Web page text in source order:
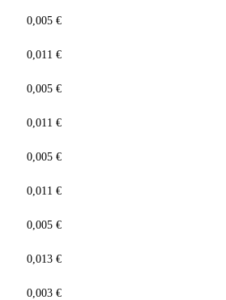
0,005 €
0,011 €
0,005 €
0,011 €
0,005 €
0,011 €
0,005 €
0,013 €
0,003 €